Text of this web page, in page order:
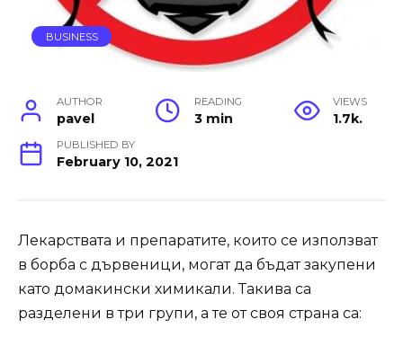
BUSINESS
AUTHOR
pavel
READING
3 min
VIEWS
1.7k.
PUBLISHED BY
February 10, 2021
Лекарствата и препаратите, които се използват
в борба с дървеници, могат да бъдат закупени
като домакински химикали. Такива са
разделени в три групи, а те от своя страна са: